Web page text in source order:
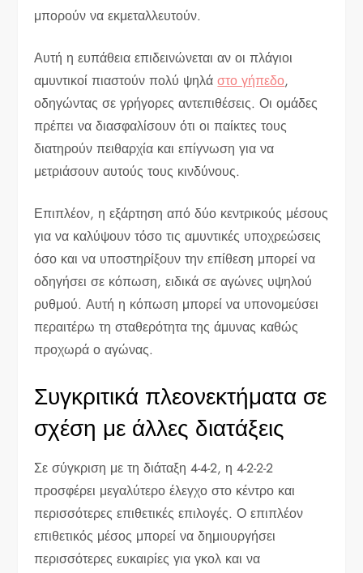
μπορούν να εκμεταλλευτούν.
Αυτή η ευπάθεια επιδεινώνεται αν οι πλάγιοι
αμυντικοί πιαστούν πολύ ψηλάστο γήπεδο,
οδηγώντας σε γρήγορες αντεπιθέσεις. Οι ομάδες
πρέπει να διασφαλίσουν ότι οι παίκτες τους
διατηρούν πειθαρχία και επίγνωση για να
μετριάσουν αυτούς τους κινδύνους.
Επιπλέον, η εξάρτηση από δύο κεντρικούς μέσους
για να καλύψουν τόσο τις αμυντικές υποχρεώσεις
όσο και να υποστηρίξουν την επίθεση μπορεί να
οδηγήσει σε κόπωση, ειδικά σε αγώνες υψηλού
ρυθμού. Αυτή η κόπωση μπορεί να υπονομεύσει
περαιτέρω τη σταθερότητα της άμυνας καθώς
προχωρά ο αγώνας.
Συγκριτικά πλεονεκτήματα σε
σχέση με άλλες διατάξεις
Σε σύγκριση με τη διάταξη 4-4-2, η 4-2-2-2
προσφέρει μεγαλύτερο έλεγχο στο κέντρο και
περισσότερες επιθετικές επιλογές. Ο επιπλέον
επιθετικός μέσος μπορεί να δημιουργήσει
περισσότερες ευκαιρίες για γκολ και να